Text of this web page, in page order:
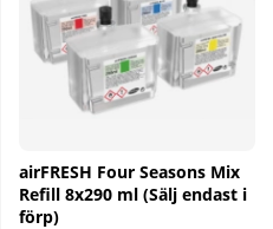
airFRESH Four Seasons Mix
Refill 8x290 ml (Sälj endast i
förp)